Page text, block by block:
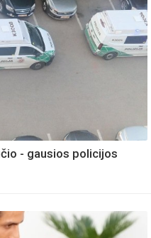
- gausios policijos